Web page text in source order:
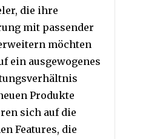
die ihre
mit passender
möchten
ein ausgewogenes
Produkte
sich auf die
Features, die